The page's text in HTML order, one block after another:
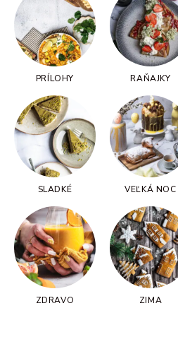
PRÍLOHY RAŇAJKY
SLADKÉ VEĽKÁ NOC
ZDRAVO ZIMA